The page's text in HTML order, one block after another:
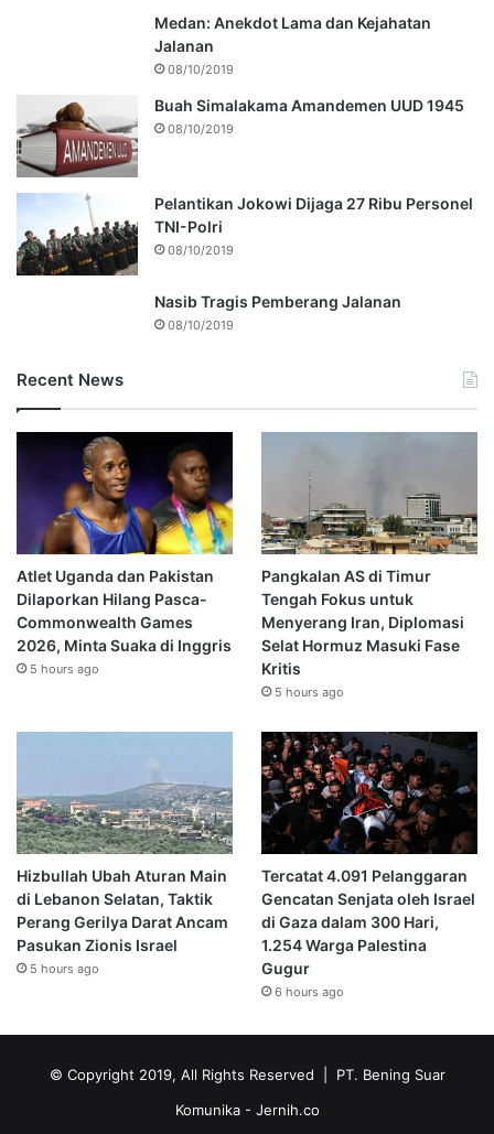
Medan: Anekdot Lama dan Kejahatan
Jalanan
08/10/2019
Buah Simalakama Amandemen UUD 1945
08/10/2019
Pelantikan Jokowi Dijaga 27 Ribu Personel
TNI-Polri
08/10/2019
Nasib Tragis Pemberang Jalanan
08/10/2019
Recent News
Atlet Uganda dan Pakistan
Dilaporkan Hilang Pasca-
Commonwealth Games
2026, Minta Suaka di Inggris
5 hours ago
Pangkalan AS di Timur
Tengah Fokus untuk
Menyerang Iran, Diplomasi
Selat Hormuz Masuki Fase
Kritis
5 hours ago
Hizbullah Ubah Aturan Main
di Lebanon Selatan, Taktik
Perang Gerilya Darat Ancam
Pasukan Zionis Israel
5 hours ago
Tercatat 4.091 Pelanggaran
Gencatan Senjata oleh Israel
di Gaza dalam 300 Hari,
1.254 Warga Palestina
Gugur
6 hours ago
© Copyright 2019, All Rights Reserved | PT. Bening Suar
Komunika - Jernih.co